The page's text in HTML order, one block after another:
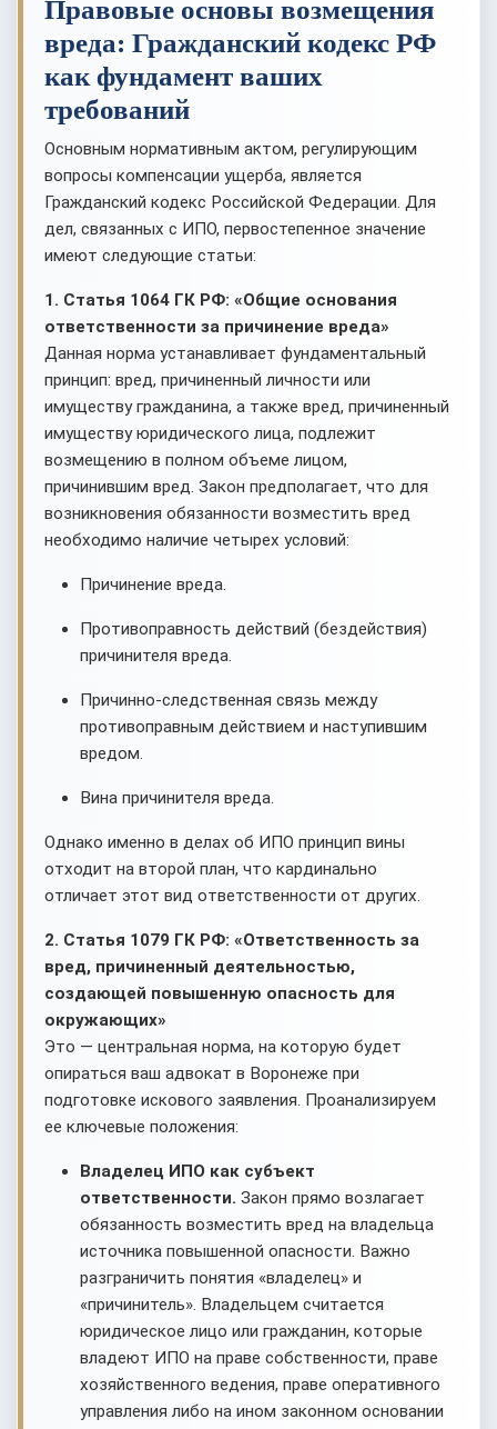
Правовые основы возмещения
вреда: Гражданский кодекс РФ
как фундамент ваших
требований
Основным нормативным актом, регулирующим
вопросы компенсации ущерба, является
Гражданский кодекс Российской Федерации. Для
дел, связанных с ИПО, первостепенное значение
имеют следующие статьи:
1. Статья 1064 ГК РФ: «Общие основания
ответственности за причинение вреда»
Данная норма устанавливает фундаментальный
принцип: вред, причиненный личности или
имуществу гражданина, а также вред, причиненный
имуществу юридического лица, подлежит
возмещению в полном объеме лицом,
причинившим вред. Закон предполагает, что для
возникновения обязанности возместить вред
необходимо наличие четырех условий:
Причинение вреда.
Противоправность действий (бездействия)
причинителя вреда.
Причинно-следственная связь между
противоправным действием и наступившим
вредом.
Вина причинителя вреда.
Однако именно в делах об ИПО принцип вины
отходит на второй план, что кардинально
отличает этот вид ответственности от других.
2. Статья 1079 ГК РФ: «Ответственность за
вред, причиненный деятельностью,
создающей повышенную опасность для
окружающих»
Это — центральная норма, на которую будет
опираться ваш адвокат в Воронеже при
подготовке искового заявления. Проанализируем
ее ключевые положения:
Владелец ИПО как субъект
ответственности. Закон прямо возлагает
обязанность возместить вред на владельца
источника повышенной опасности. Важно
разграничить понятия «владелец» и
«причинитель». Владельцем считается
юридическое лицо или гражданин, которые
владеют ИПО на праве собственности, праве
хозяйственного ведения, праве оперативного
управления либо на ином законном основании